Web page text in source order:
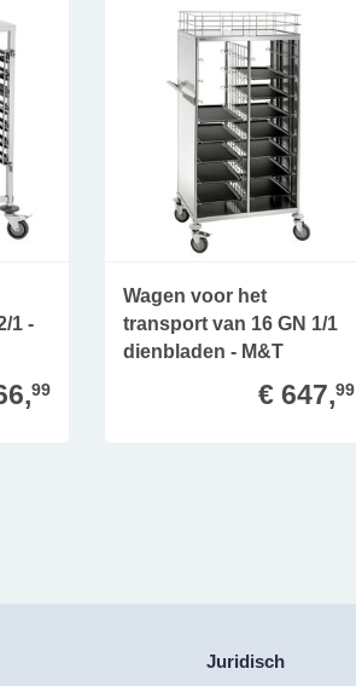
1 -
99
Wagen voor het
transport van 16 GN 1/1
dienbladen - M&T
€ 647,99
Juridisch